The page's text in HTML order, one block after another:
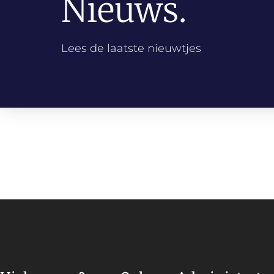
Nieuws.
Lees de laatste nieuwtjes